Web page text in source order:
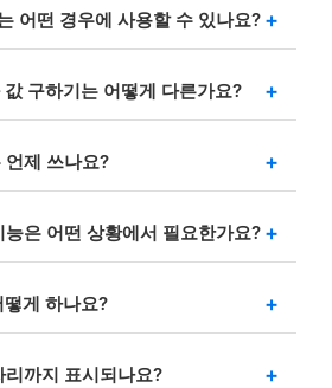
어떤 경우에 사용할 수 있나요?
트가 필요한 모든 상황에서 활용할
구하기는 어떻게 다른가요?
마인지 계산하는 방식입니다.
제 쓰나요?
, 투자 수익률 계산에 자주
은 어떤 상황에서 필요한가요?
의 20%일 때 전체는 얼마인가?” 같은
게 하나요?
핑, 세일, 이벤트 상품 계산에
까지 표시되나요?